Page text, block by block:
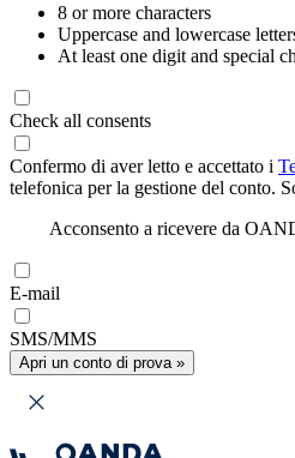
8 or more characters
Uppercase and lowercase
At least one digit and special
Check all consents
Confermo di aver letto e accettato i
telefonica per la gestione del conto.
Acconsento a ricevere da
E-mail
SMS/MMS
Apri un conto di prova »